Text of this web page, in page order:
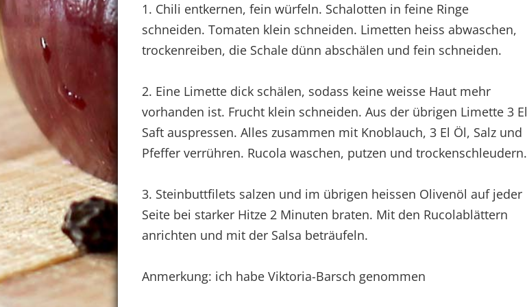
1. Chili entkernen, fein würfeln. Schalotten in feine Ringe
schneiden. Tomaten klein schneiden. Limetten heiss abwaschen,
trockenreiben, die Schale dünn abschälen und fein schneiden.
2. Eine Limette dick schälen, sodass keine weisse Haut mehr
vorhanden ist. Frucht klein schneiden. Aus der übrigen Limette 3 El
Saft auspressen. Alles zusammen mit Knoblauch, 3 El Öl, Salz und
Pfeffer verrühren. Rucola waschen, putzen und trockenschleudern.
3. Steinbuttfilets salzen und im übrigen heissen Olivenöl auf jeder
Seite bei starker Hitze 2 Minuten braten. Mit den Rucolablättern
anrichten und mit der Salsa beträufeln.
Anmerkung: ich habe Viktoria-Barsch genommen